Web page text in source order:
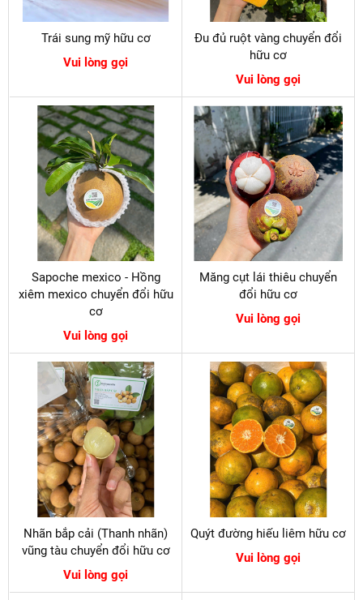
Trái sung mỹ hữu cơ
Vui lòng gọi
Đu đủ ruột vàng chuyển đổi
hữu cơ
Vui lòng gọi
Sapoche mexico - Hồng
xiêm mexico chuyển đổi hữu
cơ
Vui lòng gọi
Măng cụt lái thiêu chuyển
đổi hữu cơ
Vui lòng gọi
Nhãn bắp cải (Thanh nhãn)
vũng tàu chuyển đổi hữu cơ
Vui lòng gọi
Quýt đường hiếu liêm hữu cơ
Vui lòng gọi